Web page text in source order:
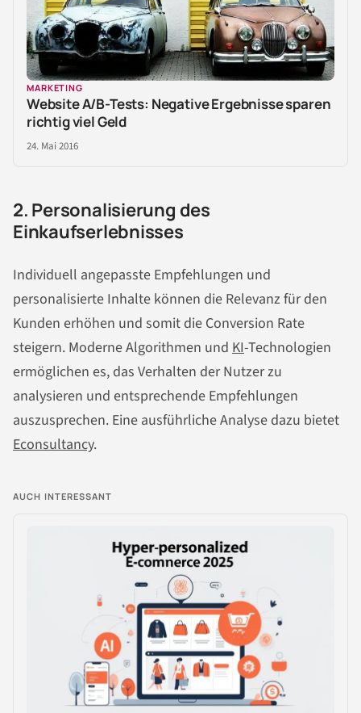
MARKETING
Website A/B-Tests: Negative Ergebnisse sparen
richtig viel Geld
24. Mai 2016
2. Personalisierung des
Einkaufserlebnisses
Individuell angepasste Empfehlungen und
personalisierte Inhalte können die Relevanz für den
Kunden erhöhen und somit die Conversion Rate
steigern. Moderne Algorithmen und KI-Technologien
ermöglichen es, das Verhalten der Nutzer zu
analysieren und entsprechende Empfehlungen
auszusprechen. Eine ausführliche Analyse dazu bietet
Econsultancy.
AUCH INTERESSANT